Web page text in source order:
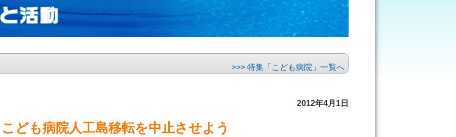
>>> 特集「こども病院」一覧へ
2012年4月1日
こども病院人工島移転を中止させよう